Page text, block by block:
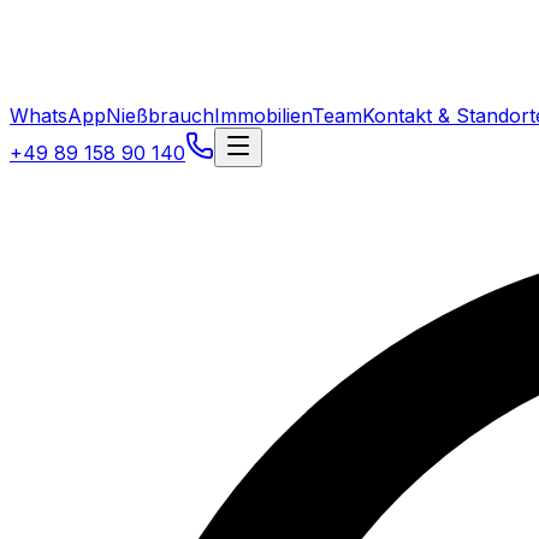
WhatsAppNießbrauchImmobilienTeamKontakt &
+49 89 158 90 140